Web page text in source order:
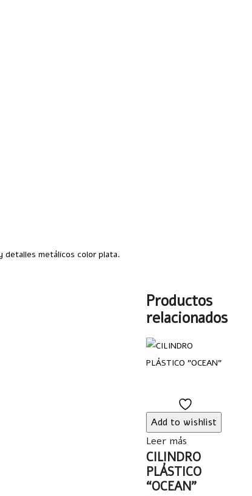
detalles metálicos color plata.
Productos
relacionados
to
Add to wishlist
Leer más
CILINDRO
PLÁSTICO
“OCEAN”